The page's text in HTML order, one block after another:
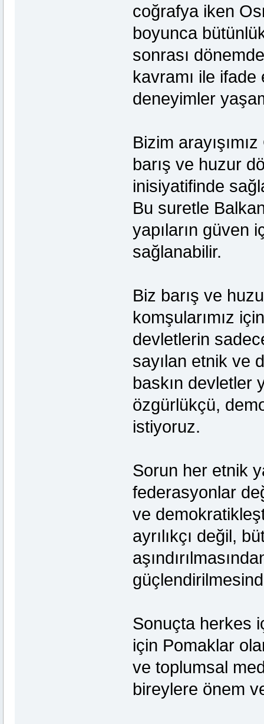
coğrafya iken
boyunca
sonrası
kavramı ile
deneyimler
Bizim
barış ve huzur
inisiyatifinde
Bu suretle
yapıların güven
sağlanabilir.
Biz barış ve
komşularımız
devletlerin
sayılan etnik ve
baskın devletler
özgürlükçü,
istiyoruz.
Sorun her etnik
federasyonlar
ve
ayrılıkçı değil,
Sonuçta herkes
için Pomaklar
ve toplumsal
bireylere önem